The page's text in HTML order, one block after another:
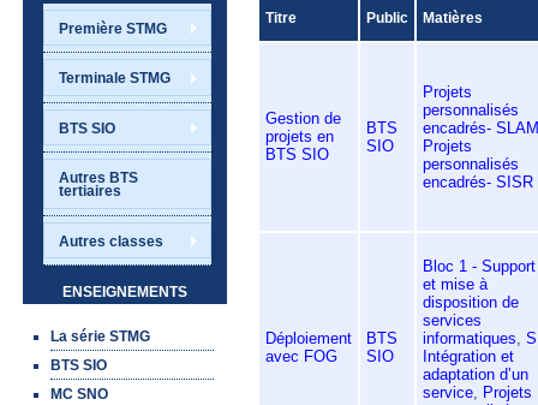
Première STMG
Terminale STMG
BTS SIO
Autres BTS
tertiaires
Autres classes
ENSEIGNEMENTS
La série STMG
BTS SIO
MC SNO
Titre Public Matières
Gestion de
projets en
BTS SIO
BTS
SIO
Projets
personnalisés
encadrés- SLAM
Projets
personnalisés
encadrés- SISR
Déploiement
avec FOG
BTS
SIO
Bloc 1 - Support
et mise à
disposition de
services
informatiques
Intégration et
adaptation d’un
service Projets